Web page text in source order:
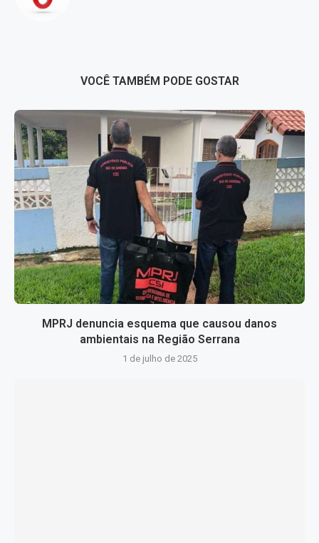
VOCÊ TAMBÉM PODE GOSTAR
MPRJ denuncia esquema que causou danos
ambientais na Região Serrana
1 de julho de 2025